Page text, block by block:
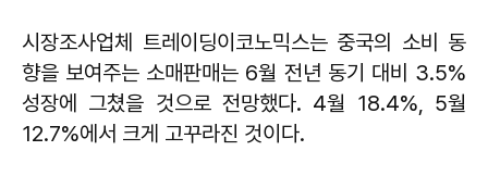
시장조사업체 트레이딩이코노믹스는 중국의 소비 동
향을 보여주는 소매판매는 6월 전년 동기 대비 3.5%
성장에 그쳤을 것으로 전망했다. 4월 18.4%, 5월
12.7%에서 크게 고꾸라진 것이다.